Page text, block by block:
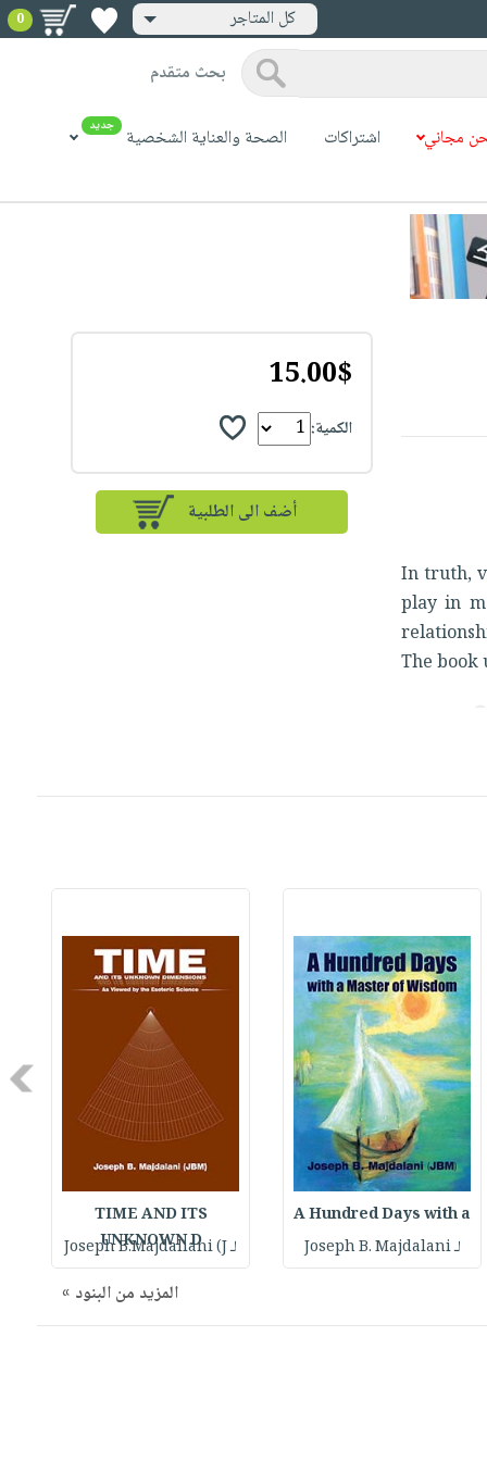
كل المتاجر 0
بحث متقدم
مجاني اشتراكات الصحة والعناية الشخصية جديد
In truth,
play in
The
15.00$
الكمية:
أضف الى الطلبية
A Hundred Days with a
لـ Joseph B. Majdalani
TIME AND ITS
UNKNOWN D
لـ Joseph B.Majdaliani (J
المزيد من البنود »